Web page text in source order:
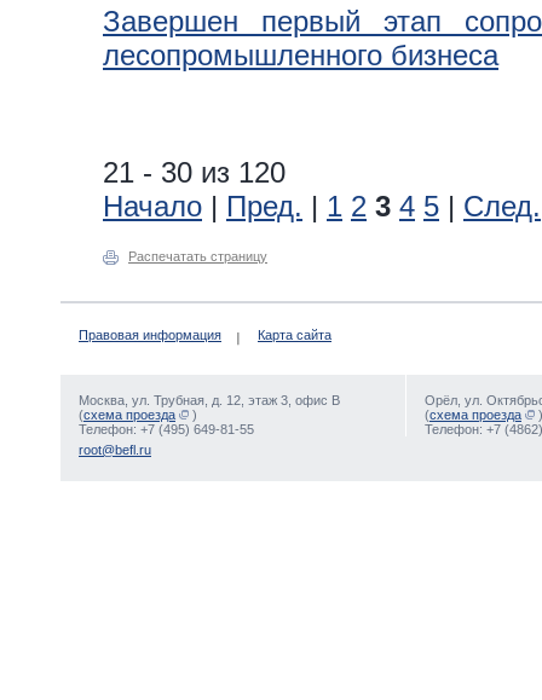
Завершен первый этап
лесопромышленного бизнеса
21 - 30 из 120
Начало | Пред. | 1 2 3 4 5 | След.
Распечатать страницу
Правовая информация Карта сайта
Москва, ул. Трубная, д. 12, этаж 3, офис В
(схема проезда
)
Телефон: +7 (495) 649-81-55
Орёл, ул.
(схема проезда
)
Телефон: +7
root@befl.ru